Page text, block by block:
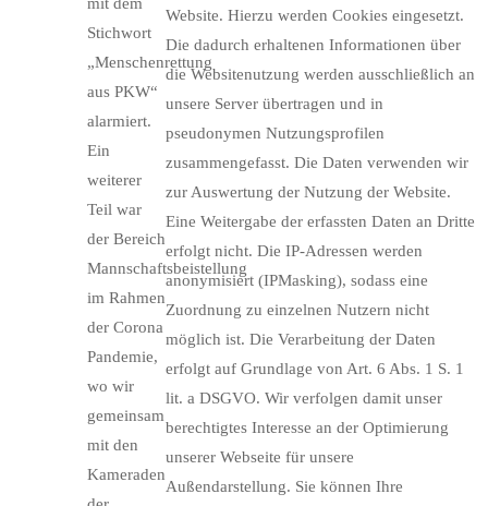
Stichwort
„Menschenrettung
aus PKW“
alarmiert.
Ein
weiterer
Teil war
der Bereich
Mannschaftsbeistellung
im Rahmen
der Corona
Pandemie,
wo wir
gemeinsam
mit den
Kameraden
Website. Hierzu werden Cookies eingesetzt.
Die dadurch erhaltenen Informationen über
die Websitenutzung werden ausschließlich an
unsere Server übertragen und in
pseudonymen Nutzungsprofilen
zusammengefasst. Die Daten verwenden wir
zur Auswertung der Nutzung der Website.
Eine Weitergabe der erfassten Daten an Dritte
erfolgt nicht. Die IP-Adressen werden
anonymisiert (IPMasking), sodass eine
Zuordnung zu einzelnen Nutzern nicht
möglich ist. Die Verarbeitung der Daten
erfolgt auf Grundlage von Art. 6 Abs. 1 S. 1
lit. a DSGVO. Wir verfolgen damit unser
berechtigtes Interesse an der Optimierung
unserer Webseite für unsere
Außendarstellung. Sie können Ihre